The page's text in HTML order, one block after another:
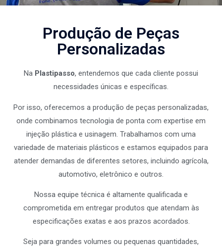
Produção de Peças
Personalizadas
Na Plastipasso, entendemos que cada cliente possui
necessidades únicas e específicas.
Por isso, oferecemos a produção de peças personalizadas,
onde combinamos tecnologia de ponta com expertise em
injeção plástica e usinagem. Trabalhamos com uma
variedade de materiais plásticos e estamos equipados para
atender demandas de diferentes setores, incluindo agrícola,
automotivo, eletrônico e outros.
Nossa equipe técnica é altamente qualificada e
comprometida em entregar produtos que atendam às
especificações exatas e aos prazos acordados.
Seja para grandes volumes ou pequenas quantidades,